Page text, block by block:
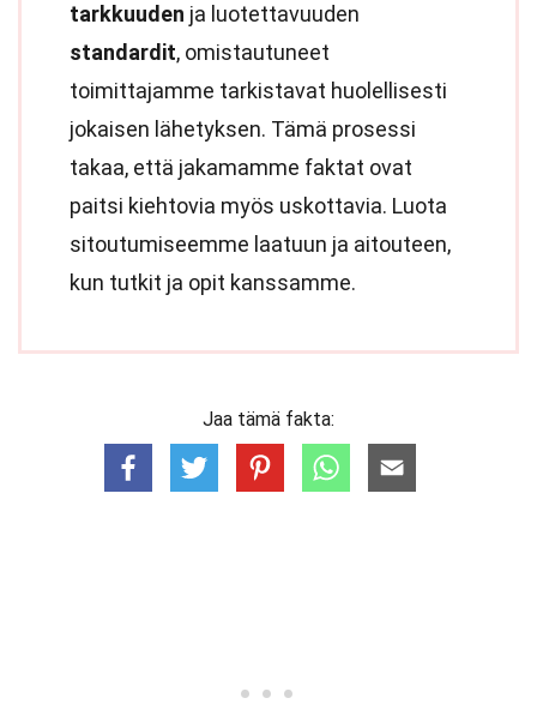
tarkkuuden ja luotettavuuden
standardit, omistautuneet
toimittajamme tarkistavat huolellisesti
jokaisen lähetyksen. Tämä prosessi
takaa, että jakamamme faktat ovat
paitsi kiehtovia myös uskottavia. Luota
sitoutumiseemme laatuun ja aitouteen,
kun tutkit ja opit kanssamme.
Jaa tämä fakta: